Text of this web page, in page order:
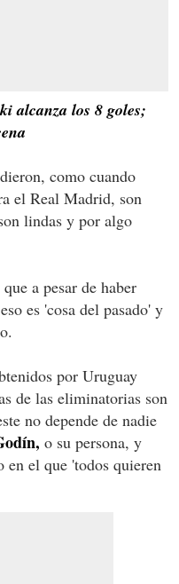
alcanza los 8 goles;
como cuando
el Real Madrid, son
lindas y por algo
a pesar de haber
es 'cosa del pasado' y
por Uruguay
de las eliminatorias son
no depende de nadie
o su persona, y
en el que 'todos quieren